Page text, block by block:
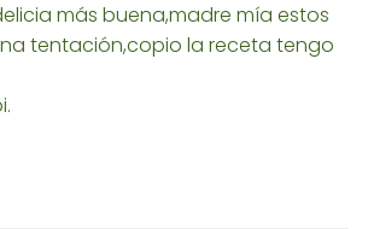
más buena,madre mía estos
tentación,copio la receta tengo